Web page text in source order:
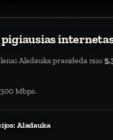
Aladauka prasideda nuo
Mbps.
Aladauka